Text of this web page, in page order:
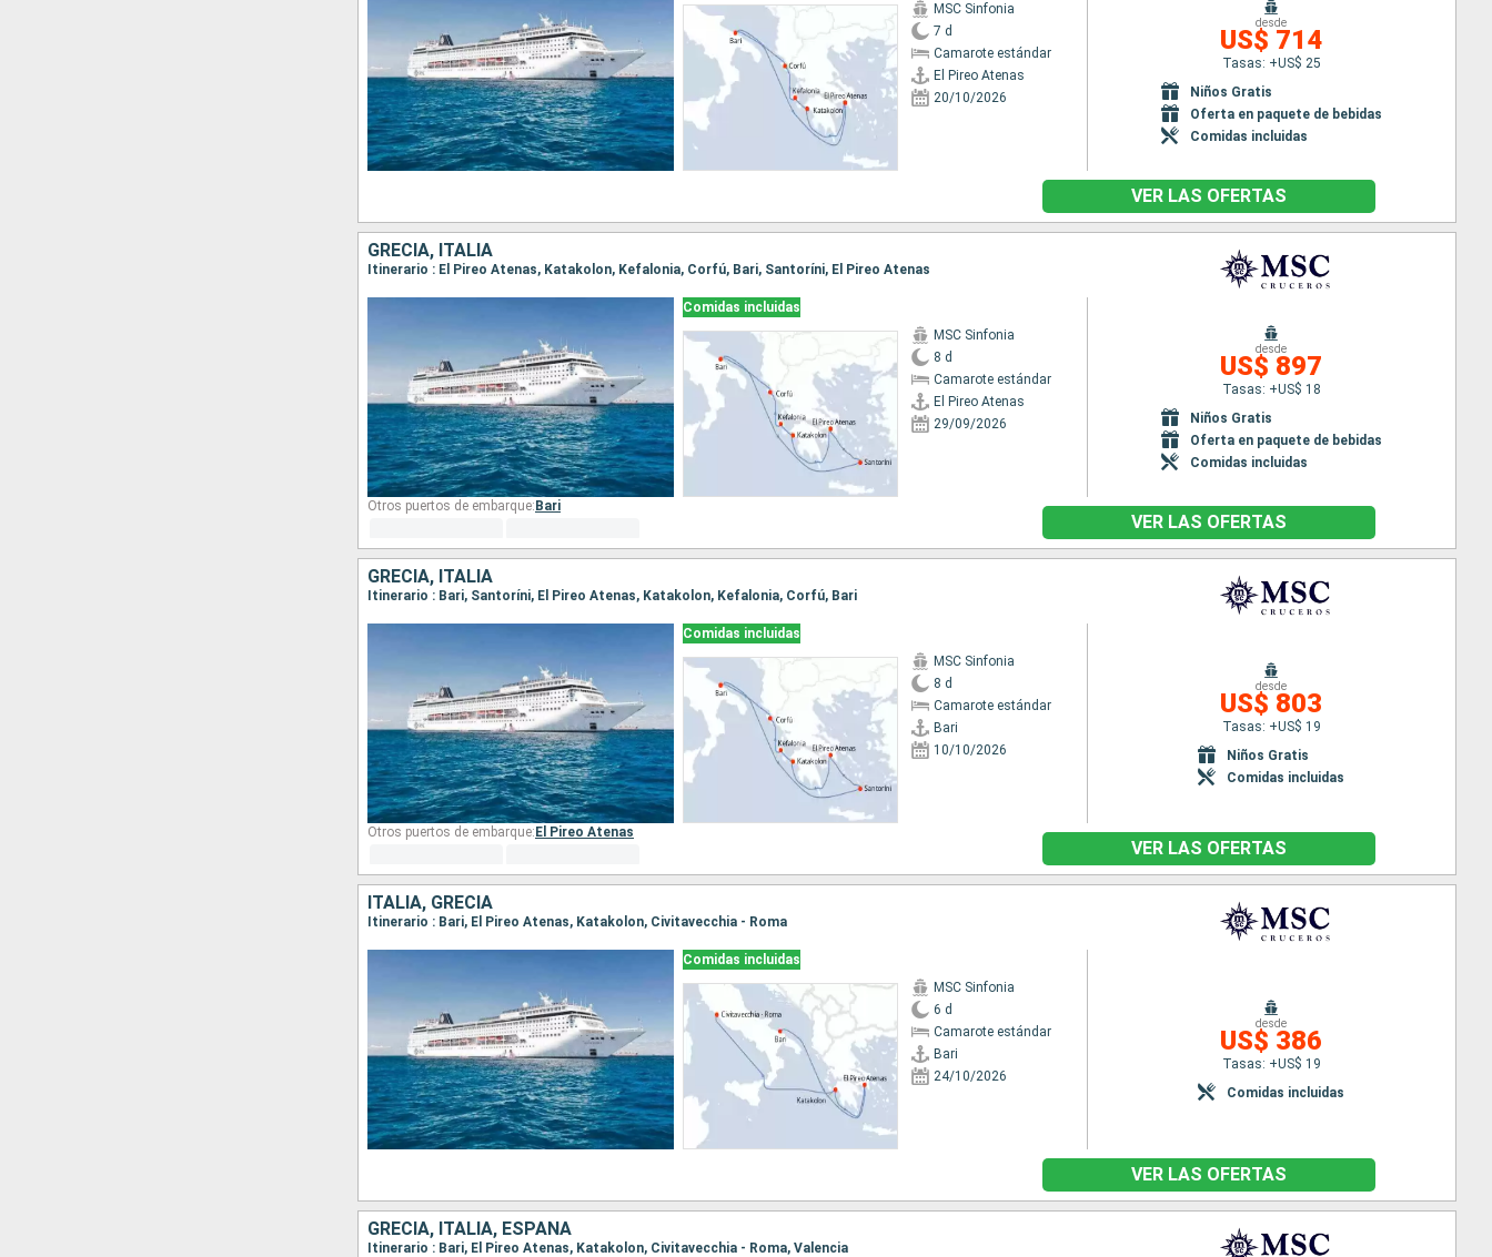
MSC Sinfonia
7 d
Camarote estándar
El Pireo Atenas
20/10/2026
desde
US$ 714
Tasas: +US$ 25
Niños Gratis
Oferta en paquete de bebidas
Comidas incluidas
VER LAS OFERTAS
GRECIA, ITALIA
Itinerario : El Pireo Atenas, Katakolon, Kefalonia, Corfú, Bari, Santoríni, El Pireo Atenas
Comidas incluidas
MSC Sinfonia
8 d
Camarote estándar
El Pireo Atenas
29/09/2026
desde
US$ 897
Tasas: +US$ 18
Niños Gratis
Oferta en paquete de bebidas
Comidas incluidas
Otros puertos de embarque: Bari
VER LAS OFERTAS
GRECIA, ITALIA
Itinerario : Bari, Santoríni, El Pireo Atenas, Katakolon, Kefalonia, Corfú, Bari
Comidas incluidas
MSC Sinfonia
8 d
Camarote estándar
Bari
10/10/2026
desde
US$ 803
Tasas: +US$ 19
Niños Gratis
Comidas incluidas
Otros puertos de embarque: El Pireo Atenas
VER LAS OFERTAS
ITALIA, GRECIA
Itinerario : Bari, El Pireo Atenas, Katakolon, Civitavecchia - Roma
Comidas incluidas
MSC Sinfonia
6 d
Camarote estándar
Bari
24/10/2026
desde
US$ 386
Tasas: +US$ 19
Comidas incluidas
VER LAS OFERTAS
GRECIA, ITALIA, ESPAÑA
Itinerario : Bari, El Pireo Atenas, Katakolon, Civitavecchia - Roma, Valencia